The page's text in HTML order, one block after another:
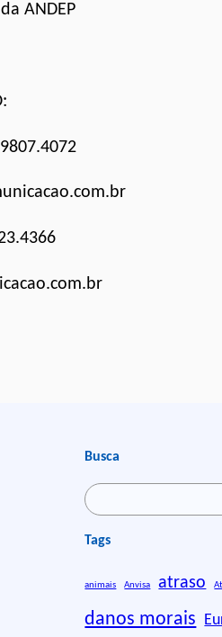
ANDEP
Busca
P
s
i
Tags
animais Anvisa atraso
danos morais